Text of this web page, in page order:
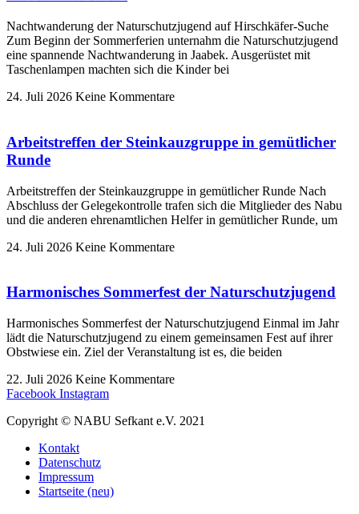
Nachtwanderung der Naturschutzjugend auf Hirschkäfer-Suche
Zum Beginn der Sommerferien unternahm die Naturschutzjugend
eine spannende Nachtwanderung in Jaabek. Ausgerüstet mit
Taschenlampen machten sich die Kinder bei
24. Juli 2026 Keine Kommentare
Arbeitstreffen der Steinkauzgruppe in gemütlicher
Runde
Arbeitstreffen der Steinkauzgruppe in gemütlicher Runde Nach
Abschluss der Gelegekontrolle trafen sich die Mitglieder des Nabu
und die anderen ehrenamtlichen Helfer in gemütlicher Runde, um
24. Juli 2026 Keine Kommentare
Harmonisches Sommerfest der Naturschutzjugend
Harmonisches Sommerfest der Naturschutzjugend Einmal im Jahr
lädt die Naturschutzjugend zu einem gemeinsamen Fest auf ihrer
Obstwiese ein. Ziel der Veranstaltung ist es, die beiden
22. Juli 2026 Keine Kommentare
Facebook Instagram
Copyright © NABU Sefkant e.V. 2021
Kontakt
Datenschutz
Impressum
Startseite (neu)